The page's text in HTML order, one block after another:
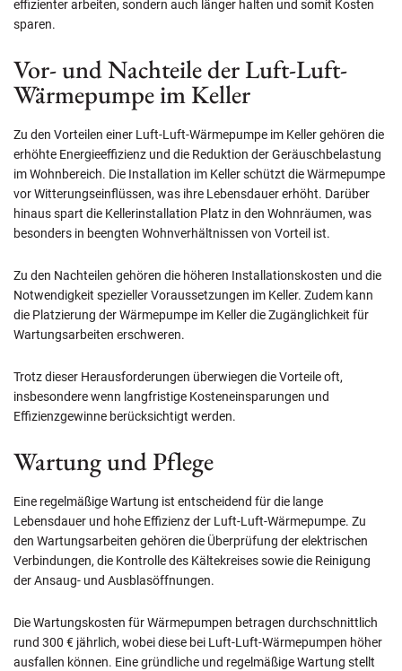
effizienter arbeiten, sondern auch länger halten und somit Kosten
sparen.
Vor- und Nachteile der Luft-Luft-
Wärmepumpe im Keller
Zu den Vorteilen einer Luft-Luft-Wärmepumpe im Keller gehören die
erhöhte Energieeffizienz und die Reduktion der Geräuschbelastung
im Wohnbereich. Die Installation im Keller schützt die Wärmepumpe
vor Witterungseinflüssen, was ihre Lebensdauer erhöht. Darüber
hinaus spart die Kellerinstallation Platz in den Wohnräumen, was
besonders in beengten Wohnverhältnissen von Vorteil ist.
Zu den Nachteilen gehören die höheren Installationskosten und die
Notwendigkeit spezieller Voraussetzungen im Keller. Zudem kann
die Platzierung der Wärmepumpe im Keller die Zugänglichkeit für
Wartungsarbeiten erschweren.
Trotz dieser Herausforderungen überwiegen die Vorteile oft,
insbesondere wenn langfristige Kosteneinsparungen und
Effizienzgewinne berücksichtigt werden.
Wartung und Pflege
Eine regelmäßige Wartung ist entscheidend für die lange
Lebensdauer und hohe Effizienz der Luft-Luft-Wärmepumpe. Zu
den Wartungsarbeiten gehören die Überprüfung der elektrischen
Verbindungen, die Kontrolle des Kältekreises sowie die Reinigung
der Ansaug- und Ausblasöffnungen.
Die Wartungskosten für Wärmepumpen betragen durchschnittlich
rund 300 € jährlich, wobei diese bei Luft-Luft-Wärmepumpen höher
ausfallen können. Eine gründliche und regelmäßige Wartung stellt